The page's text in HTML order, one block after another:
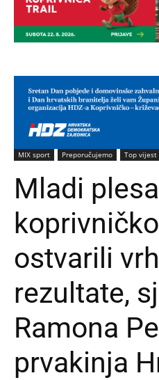
MIX sport Preporučujemo Top vijest
Mladi
ostvarili
rezultate,
Ramona
prvakinja